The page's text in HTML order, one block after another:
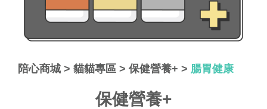
陪心商城 > 貓貓專區 > 保健營養+ > 腸胃健康
保健營養+